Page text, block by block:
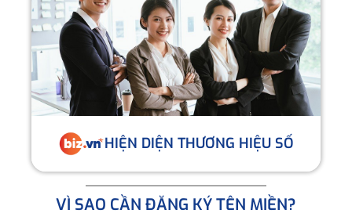
HIỆN DIỆN THƯƠNG HIỆU SỐ
VÌ SAO CẦN ĐĂNG KÝ TÊN MIỀN?